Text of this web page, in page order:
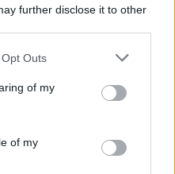
further disclose it to other
Outs
of my
of my
τους.